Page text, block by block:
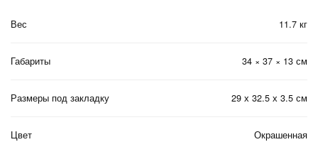
Вес 11.7 кг
Габариты 34 × 37 × 13 см
Размеры под закладку 29 х 32.5 х 3.5 см
Цвет Окрашенная